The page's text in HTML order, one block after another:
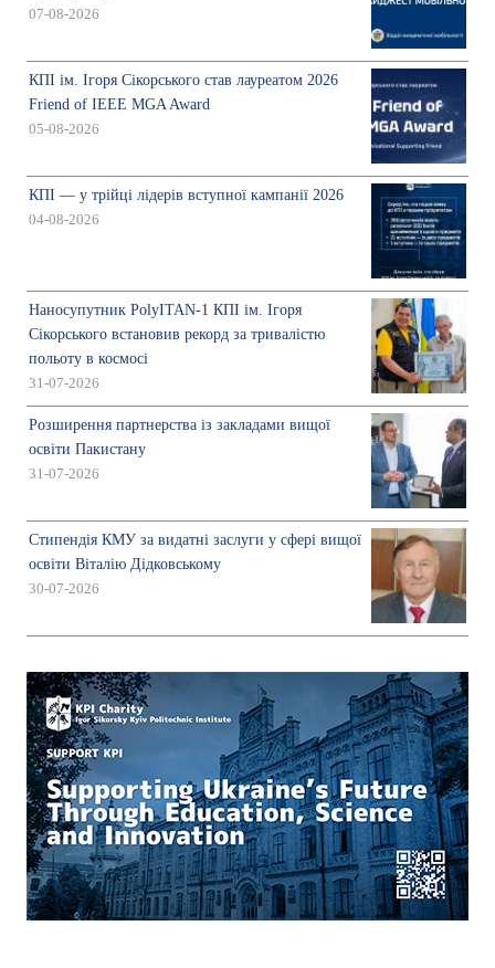
07-08-2026
КПІ ім. Ігоря Сікорського став лауреатом 2026
Friend of IEEE MGA Award
05-08-2026
КПІ — у трійці лідерів вступної кампанії 2026
04-08-2026
Наносупутник PolyITAN-1 КПІ ім. Ігоря
Сікорського встановив рекорд за тривалістю
польоту в космосі
31-07-2026
Розширення партнерства із закладами вищої
освіти Пакистану
31-07-2026
Стипендія КМУ за видатні заслуги у сфері вищої
освіти Віталію Дідковському
30-07-2026